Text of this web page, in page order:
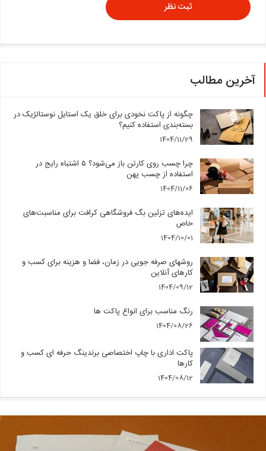
آخرین مطالب
چگونه از پاکت نخودی برای خلق یک استایل نوستالژیک در
بسته‌بندی استفاده کنیم؟
1404/11/29
چرا چسب روی کارتن باز می‌شود؟ ۵ اشتباه رایج در
استفاده از چسب پهن
1404/11/06
ایده‌های تزئین بگ فروشگاهی کرافت برای مناسبت‌های
خاص
1404/10/01
روشهای صرفه جویی در زمان، فضا و هزینه برای کسب و
کارهای آنلاین
1404/09/12
رنگ مناسب برای انواع پاکت ها
1404/08/26
پاکت اداری با چاپ اختصاصی برندینگ حرفه ای کسب و
کارها
1404/08/12